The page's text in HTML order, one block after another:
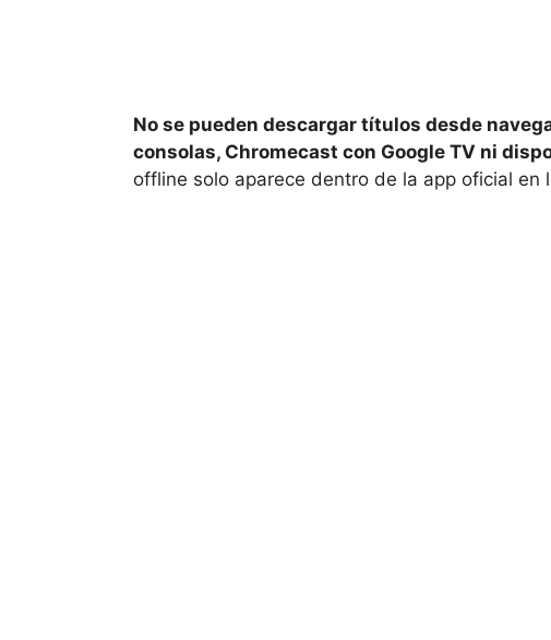
No se pueden descargar títulos desde
consolas, Chromecast con Google TV ni
offline solo aparece dentro de la app oficial en